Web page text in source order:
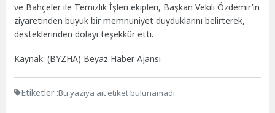
ve Bahçeler ile Temizlik İşleri ekipleri, Başkan Vekili Özdemir’in
ziyaretinden büyük bir memnuniyet duyduklarını belirterek,
desteklerinden dolayı teşekkür etti.
Kaynak: (BYZHA) Beyaz Haber Ajansı
Etiketler :Bu yazıya ait etiket bulunamadı.